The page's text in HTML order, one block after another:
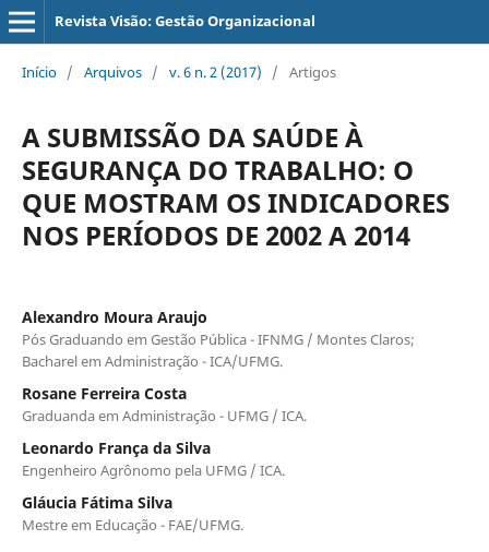
Revista Visão: Gestão Organizacional
Início / Arquivos / v. 6 n. 2 (2017) / Artigos
A SUBMISSÃO DA SAÚDE À
SEGURANÇA DO TRABALHO: O
QUE MOSTRAM OS INDICADORES
NOS PERÍODOS DE 2002 A 2014
Alexandro Moura Araujo
Pós Graduando em Gestão Pública - IFNMG / Montes Claros;
Bacharel em Administração - ICA/UFMG.
Rosane Ferreira Costa
Graduanda em Administração - UFMG / ICA.
Leonardo França da Silva
Engenheiro Agrônomo pela UFMG / ICA.
Gláucia Fátima Silva
Mestre em Educação - FAE/UFMG.